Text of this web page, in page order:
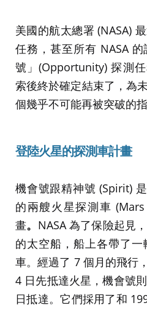
美國的航太總署 (NASA)
任務，甚至所有 NASA
號」(Opportunity) 探測
索後終於確定結束了，為
個幾乎不可能再被突破的指
登陸火星的探測車計畫
機會號跟精神號 (Spirit)
的兩艘火星探測車
畫。 NASA 為了保險起見
的太空船，船上各帶了
車。經過了 7 個月的飛行
4 日先抵達火星，機會號
日抵達。它們採用了和